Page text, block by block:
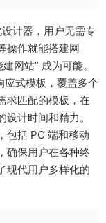
计器，用户无需专
操作就能搭建网
网站” 成为可能。
应式模板，覆盖多个
求匹配的模板，在
计时间和精力。
包括 PC 端和移动
确保用户在各种终
现代用户多样化的